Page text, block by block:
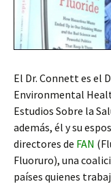
El Dr. Connett es el
Environmental
Estudios Sobre la
además, él y su
directores de FAN
Fluoruro), una
países quienes